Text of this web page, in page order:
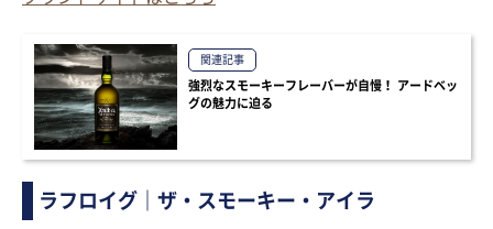
関連記事
強烈なスモーキーフレーバーが自慢！ アードベッ
グの魅力に迫る
ラフロイグ｜ザ・スモーキー・アイラ